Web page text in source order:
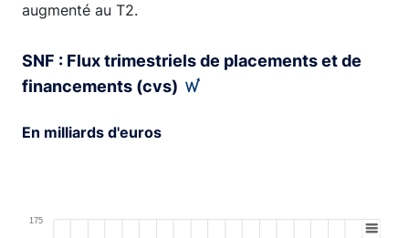
augmenté au T2.
SNF : Flux trimestriels de placements et de
financements (cvs)
En milliards d'euros
175